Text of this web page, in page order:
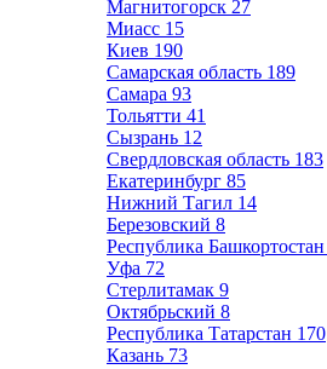
Магнитогорск 27
Миасс 15
Киев 190
Самарская область 189
Самара 93
Тольятти 41
Сызрань 12
Свердловская область 183
Екатеринбург 85
Нижний Тагил 14
Березовский 8
Республика Башкортостан
Уфа 72
Стерлитамак 9
Октябрьский 8
Республика Татарстан 170
Казань 73